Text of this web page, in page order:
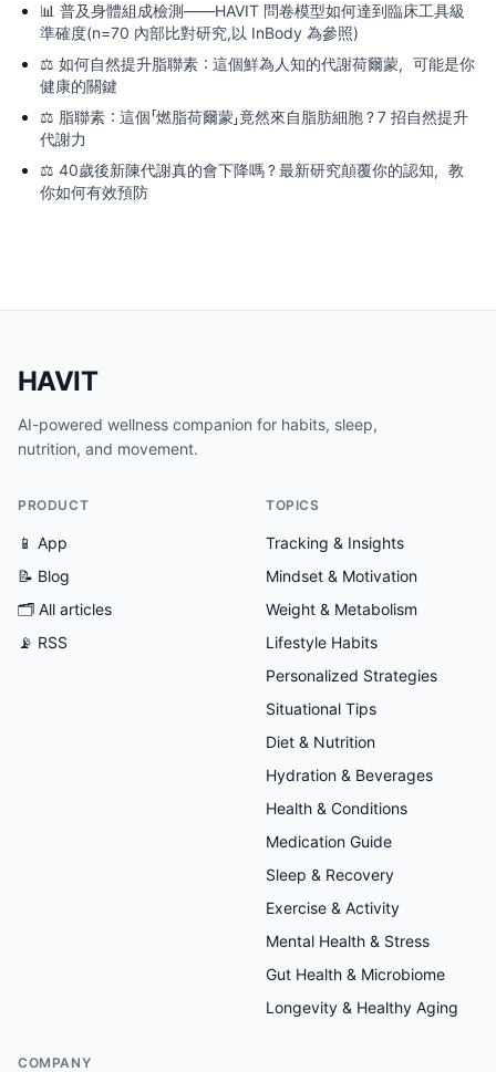
📊 普及身體組成檢測——HAVIT 問卷模型如何達到臨床工具級
準確度(n=70 內部比對研究,以 InBody 為參照)
⚖️ 如何自然提升脂聯素：這個鮮為人知的代謝荷爾蒙，可能是你
健康的關鍵
⚖️ 脂聯素：這個「燃脂荷爾蒙」竟然來自脂肪細胞？7 招自然提升
代謝力
⚖️ 40歲後新陳代謝真的會下降嗎？最新研究顛覆你的認知，教
你如何有效預防
HAVIT
AI-powered wellness companion for habits, sleep,
nutrition, and movement.
PRODUCT
📱 App
📝 Blog
🗂 All articles
📡 RSS
TOPICS
Tracking & Insights
Mindset & Motivation
Weight & Metabolism
Lifestyle Habits
Personalized Strategies
Situational Tips
Diet & Nutrition
Hydration & Beverages
Health & Conditions
Medication Guide
Sleep & Recovery
Exercise & Activity
Mental Health & Stress
Gut Health & Microbiome
Longevity & Healthy Aging
COMPANY